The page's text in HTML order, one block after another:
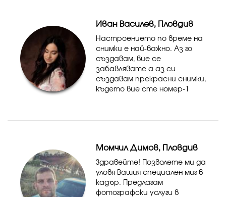
Иван Василев, Пловдив
Настроението по време на
снимки е най-важно. Аз го
създавам, вие се
забавлявате а аз си
създавам прекрасни снимки,
където вие сте номер-1
Момчил Димов, Пловдив
Здравейте! Позволете ми да
уловя Вашия специален миг в
кадър. Предлагам
фотографски услуги в